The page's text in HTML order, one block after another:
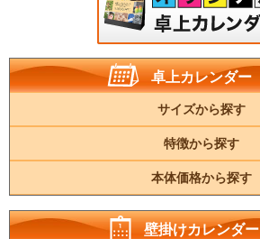
卓上カレンダー
サイズから探す
特徴から探す
本体価格から探す
壁掛けカレンダー